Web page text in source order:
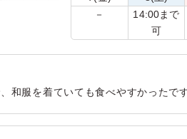
－
14:00まで
可
和服を着ていても食べやすかったで